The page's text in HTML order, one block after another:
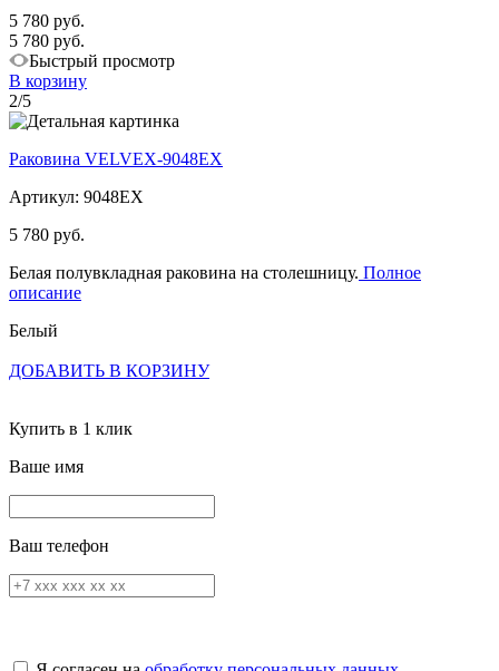
5 780 руб.
5 780 руб.
Быстрый просмотр
В корзину
2/5
Раковина VELVEX-9048EX
Артикул: 9048EX
5 780 руб.
Белая полувкладная раковина на столешницу. Полное
описание
Белый
ДОБАВИТЬ В КОРЗИНУ
Купить в 1 клик
Ваше имя
Ваш телефон